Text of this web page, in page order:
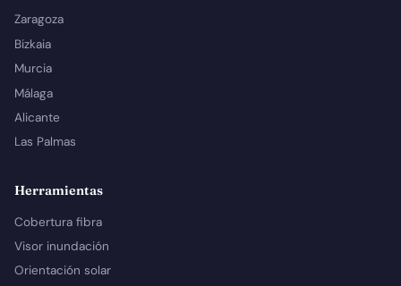
Zaragoza
Bizkaia
Murcia
Málaga
Alicante
Las Palmas
Herramientas
Cobertura fibra
Visor inundación
Orientación solar